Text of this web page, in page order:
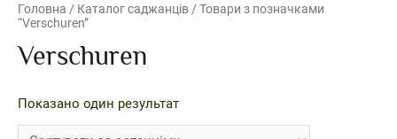
Головна / Каталог саджанців / Товари з позначками
“Verschuren”
Verschuren
Показано один результат